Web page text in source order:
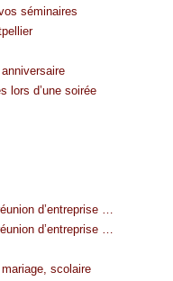
séminaires
lors d’une soirée
d’entreprise …
d’entreprise …
scolaire